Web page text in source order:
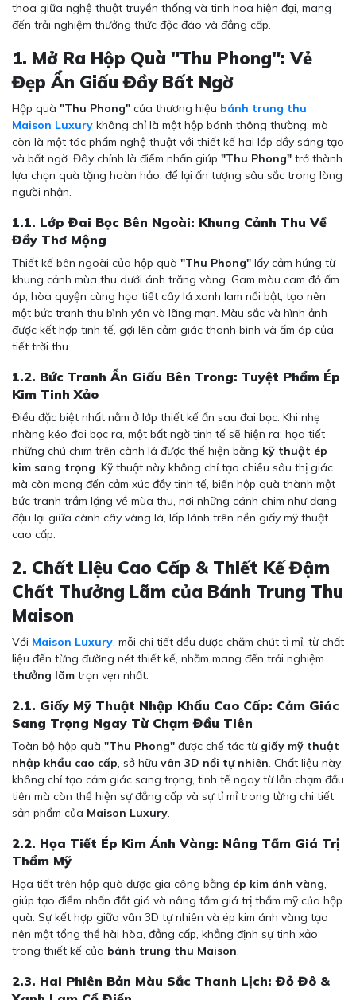
thoa giữa nghệ thuật truyền thống và tinh hoa hiện đại, mang
đến trải nghiệm thưởng thức độc đáo và đẳng cấp.
1. Mở Ra Hộp Quà "Thu Phong": Vẻ
Đẹp Ẩn Giấu Đầy Bất Ngờ
Hộp quà "Thu Phong" của thương hiệu bánh trung thu
Maison Luxury không chỉ là một hộp bánh thông thường, mà
còn là một tác phẩm nghệ thuật với thiết kế hai lớp đầy sáng tạo
và bất ngờ. Đây chính là điểm nhấn giúp "Thu Phong" trở thành
lựa chọn quà tặng hoàn hảo, để lại ấn tượng sâu sắc trong lòng
người nhận.
1.1. Lớp Đai Bọc Bên Ngoài: Khung Cảnh Thu Về
Đầy Thơ Mộng
Thiết kế bên ngoài của hộp quà "Thu Phong" lấy cảm hứng từ
khung cảnh mùa thu dưới ánh trăng vàng. Gam màu cam đỏ ấm
áp, hòa quyện cùng họa tiết cây lá xanh lam nổi bật, tạo nên
một bức tranh thu bình yên và lãng mạn. Màu sắc và hình ảnh
được kết hợp tinh tế, gợi lên cảm giác thanh bình và ấm áp của
tiết trời thu.
1.2. Bức Tranh Ẩn Giấu Bên Trong: Tuyệt Phẩm Ép
Kim Tinh Xảo
Điều đặc biệt nhất nằm ở lớp thiết kế ẩn sau đai bọc. Khi nhẹ
nhàng kéo đai bọc ra, một bất ngờ tinh tế sẽ hiện ra: họa tiết
những chú chim trên cành lá được thể hiện bằng kỹ thuật ép
kim sang trọng. Kỹ thuật này không chỉ tạo chiều sâu thị giác
mà còn mang đến cảm xúc đầy tinh tế, biến hộp quà thành một
bức tranh trầm lặng về mùa thu, nơi những cánh chim như đang
đậu lại giữa cành cây vàng lá, lấp lánh trên nền giấy mỹ thuật
cao cấp.
2. Chất Liệu Cao Cấp & Thiết Kế Đậm
Chất Thưởng Lãm của Bánh Trung Thu
Maison
Với Maison Luxury, mỗi chi tiết đều được chăm chút tỉ mỉ, từ chất
liệu đến từng đường nét thiết kế, nhằm mang đến trải nghiệm
thưởng lãm trọn vẹn nhất.
2.1. Giấy Mỹ Thuật Nhập Khẩu Cao Cấp: Cảm Giác
Sang Trọng Ngay Từ Chạm Đầu Tiên
Toàn bộ hộp quà "Thu Phong" được chế tác từ giấy mỹ thuật
nhập khẩu cao cấp, sở hữu vân 3D nổi tự nhiên. Chất liệu này
không chỉ tạo cảm giác sang trọng, tinh tế ngay từ lần chạm đầu
tiên mà còn thể hiện sự đẳng cấp và sự tỉ mỉ trong từng chi tiết
sản phẩm của Maison Luxury.
2.2. Họa Tiết Ép Kim Ánh Vàng: Nâng Tầm Giá Trị
Thẩm Mỹ
Họa tiết trên hộp quà được gia công bằng ép kim ánh vàng,
giúp tạo điểm nhấn đắt giá và nâng tầm giá trị thẩm mỹ của hộp
quà. Sự kết hợp giữa vân 3D tự nhiên và ép kim ánh vàng tạo
nên một tổng thể hài hòa, đẳng cấp, khẳng định sự tinh xảo
trong thiết kế của bánh trung thu Maison.
2.3. Hai Phiên Bản Màu Sắc Thanh Lịch: Đỏ Đô &